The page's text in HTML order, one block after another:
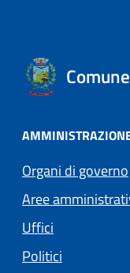
Organi di governo
Aree
Uffici
Politici